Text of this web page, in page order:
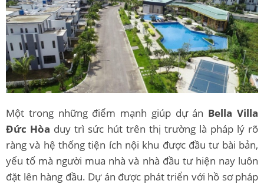
Một trong những điểm mạnh giúp dự án Bella Villa
Đức Hòa duy trì sức hút trên thị trường là pháp lý rõ
ràng và hệ thống tiện ích nội khu được đầu tư bài bản,
yếu tố mà người mua nhà và nhà đầu tư hiện nay luôn
đặt lên hàng đầu. Dự án được phát triển với hồ sơ pháp